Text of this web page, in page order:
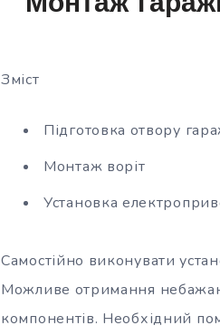
Зміст
Підготовка отвору
Монтаж воріт
Установка
Самостійно виконувати
Можливе отримання
компонентів. Необхідний